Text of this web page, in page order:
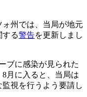
州では、当局が地元
する警告を更新しまし
ブに感染が見られた
月に入ると、当局は
視を行うよう要請し